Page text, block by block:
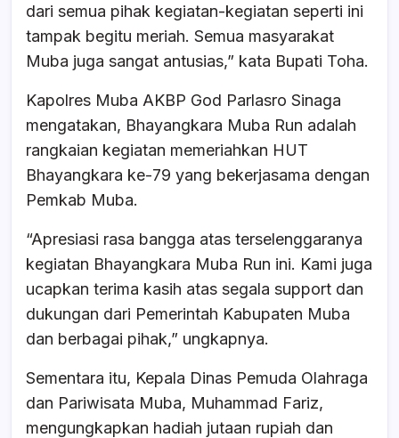
dari semua pihak kegiatan-kegiatan seperti ini
tampak begitu meriah. Semua masyarakat
Muba juga sangat antusias,” kata Bupati Toha.
Kapolres Muba AKBP God Parlasro Sinaga
mengatakan, Bhayangkara Muba Run adalah
rangkaian kegiatan memeriahkan HUT
Bhayangkara ke-79 yang bekerjasama dengan
Pemkab Muba.
“Apresiasi rasa bangga atas terselenggaranya
kegiatan Bhayangkara Muba Run ini. Kami juga
ucapkan terima kasih atas segala support dan
dukungan dari Pemerintah Kabupaten Muba
dan berbagai pihak,” ungkapnya.
Sementara itu, Kepala Dinas Pemuda Olahraga
dan Pariwisata Muba, Muhammad Fariz,
mengungkapkan hadiah jutaan rupiah dan